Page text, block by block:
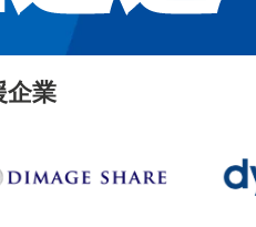
企業